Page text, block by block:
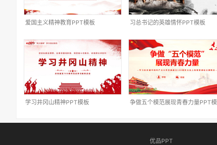
爱国主义精神教育PPT模板 习总书记的英雄情怀PPT模板
学习井冈山精神PPT模板 争做五个模范展现青春力量PPT
优品PPT